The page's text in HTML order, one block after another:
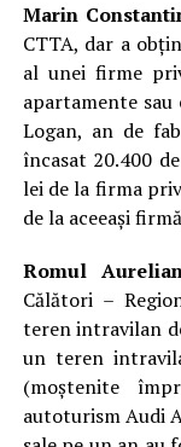
Marin
CTTA, dar a
al unei firme
apartamente sau
Logan, an de
încasat 20.400
lei de la firma
de la aceeași
Romul
Călători –
teren intravilan
un teren
(moștenite
autoturism Audi